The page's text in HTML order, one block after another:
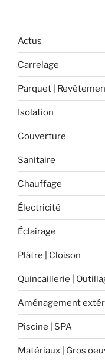
Actus
Carrelage
Parquet |
Isolation
Couverture
Sanitaire
Chauffage
Électricité
Éclairage
Plâtre | Cloison
Quincaillerie |
Aménagement
Piscine | SPA
Matériaux | Gros